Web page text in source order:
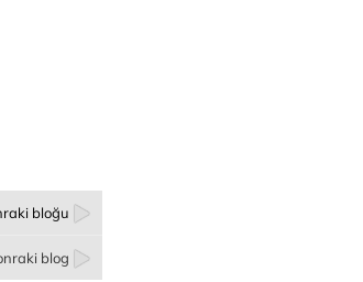
bloğu
blog